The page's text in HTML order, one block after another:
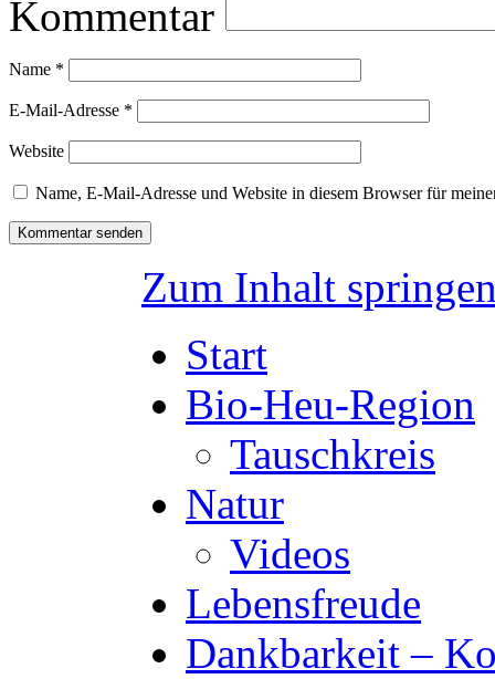
Kommentar
Name *
E-Mail-Adresse *
Website
Name, E-Mail-Adresse und Website in diesem Browser für
Zum Inhalt
Start
Bio-Heu-Region
Tauschkreis
Natur
Videos
Lebensfreude
Dankbarkeit –